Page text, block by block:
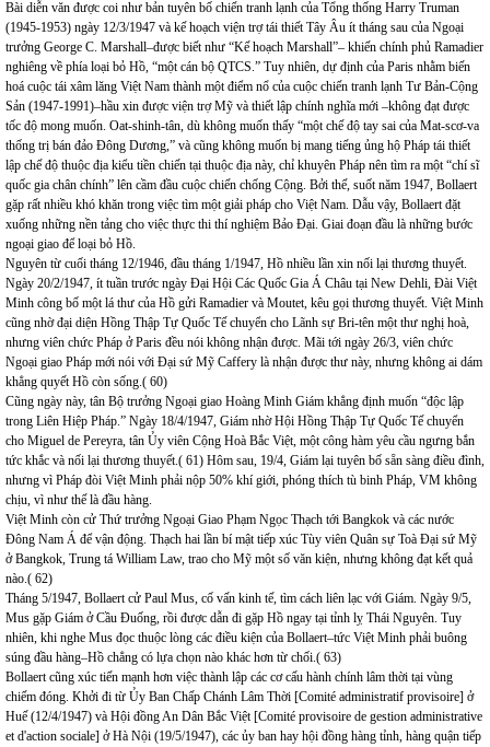
Bài diễn văn được coi như bản tuyên bố chiến tranh lạnh của Tổng thống Harry Truman
(1945-1953) ngày 12/3/1947 và kế hoạch viện trợ tái thiết Tây Âu ít tháng sau của Ngoại
trưởng George C. Marshall–được biết như “Kế hoạch Marshall”– khiến chính phủ Ramadier
nghiêng về phía loại bỏ Hồ, “một cán bộ QTCS.” Tuy nhiên, dự định của Paris nhằm biến
hoá cuộc tái xâm lăng Việt Nam thành một điểm nổ của cuộc chiến tranh lạnh Tư Bản-Cộng
Sản (1947-1991)–hầu xin được viện trợ Mỹ và thiết lập chính nghĩa mới –không đạt được
tốc độ mong muốn. Oat-shinh-tân, dù không muốn thấy “một chế độ tay sai của Mat-scơ-va
thống trị bán đảo Đông Dương,” và cũng không muốn bị mang tiếng ủng hộ Pháp tái thiết
lập chế độ thuộc địa kiểu tiền chiến tại thuộc địa này, chỉ khuyên Pháp nên tìm ra một “chí sĩ
quốc gia chân chính” lên cầm đầu cuộc chiến chống Cộng. Bởi thế, suốt năm 1947, Bollaert
gặp rất nhiều khó khăn trong việc tìm một giải pháp cho Việt Nam. Dẫu vậy, Bollaert đặt
xuống những nền tảng cho việc thực thi thí nghiệm Bảo Đại. Giai đoạn đầu là những bước
ngoại giao để loại bỏ Hồ.
Nguyên từ cuối tháng 12/1946, đầu tháng 1/1947, Hồ nhiều lần xin nối lại thương thuyết.
Ngày 20/2/1947, ít tuần trước ngày Đại Hội Các Quốc Gia Á Châu tại New Dehli, Đài Việt
Minh công bố một lá thư của Hồ gửi Ramadier và Moutet, kêu gọi thương thuyết. Việt Minh
cũng nhờ đại diện Hồng Thập Tự Quốc Tế chuyển cho Lãnh sự Bri-tên một thư nghị hoà,
nhưng viên chức Pháp ở Paris đều nói không nhận được. Mãi tới ngày 26/3, viên chức
Ngoại giao Pháp mới nói với Đại sứ Mỹ Caffery là nhận được thư này, nhưng không ai dám
khẳng quyết Hồ còn sống.( 60)
Cũng ngày này, tân Bộ trưởng Ngoại giao Hoàng Minh Giám khẳng định muốn “độc lập
trong Liên Hiệp Pháp.” Ngày 18/4/1947, Giám nhờ Hội Hồng Thập Tự Quốc Tế chuyển
cho Miguel de Pereyra, tân Ủy viên Cộng Hoà Bắc Việt, một công hàm yêu cầu ngưng bắn
tức khắc và nối lại thương thuyết.( 61) Hôm sau, 19/4, Giám lại tuyên bố sẵn sàng điều đình,
nhưng vì Pháp đòi Việt Minh phải nộp 50% khí giới, phóng thích tù binh Pháp, VM không
chịu, vì như thế là đầu hàng.
Việt Minh còn cử Thứ trưởng Ngoại Giao Phạm Ngọc Thạch tới Bangkok và các nước
Đông Nam Á để vận động. Thạch hai lần bí mật tiếp xúc Tùy viên Quân sự Toà Đại sứ Mỹ
ở Bangkok, Trung tá William Law, trao cho Mỹ một số văn kiện, nhưng không đạt kết quả
nào.( 62)
Tháng 5/1947, Bollaert cử Paul Mus, cố vấn kinh tế, tìm cách liên lạc với Giám. Ngày 9/5,
Mus gặp Giám ở Cầu Đuống, rồi được dẫn đi gặp Hồ ngay tại tỉnh lỵ Thái Nguyên. Tuy
nhiên, khi nghe Mus đọc thuộc lòng các điều kiện của Bollaert–tức Việt Minh phải buông
súng đầu hàng–Hồ chẳng có lựa chọn nào khác hơn từ chối.( 63)
Bollaert cũng xúc tiến mạnh hơn việc thành lập các cơ cấu hành chính lâm thời tại vùng
chiếm đóng. Khởi đi từ Ủy Ban Chấp Chánh Lâm Thời [Comité administratif provisoire] ở
Huế (12/4/1947) và Hội đồng An Dân Bắc Việt [Comité provisoire de gestion administrative
et d'action sociale] ở Hà Nội (19/5/1947), các ủy ban hay hội đồng hàng tỉnh, hàng quận tiếp